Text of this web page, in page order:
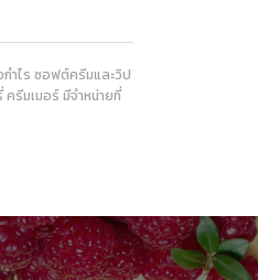
ำไร ซอฟต์ครีมและวิป
รีมเมอร์ มีจำหน่ายที่